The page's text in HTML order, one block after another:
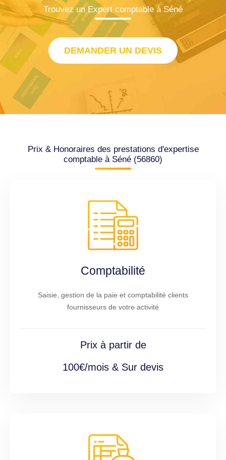
Trouvez un Expert comptable à Séné
DEMANDER UN DEVIS
Prix & Honoraires des prestations d'expertise
comptable à Séné (56860)
Comptabilité
Saisie, gestion de la paie et comptabilité clients
fournisseurs de votre activité
Prix à partir de
100€/mois & Sur devis